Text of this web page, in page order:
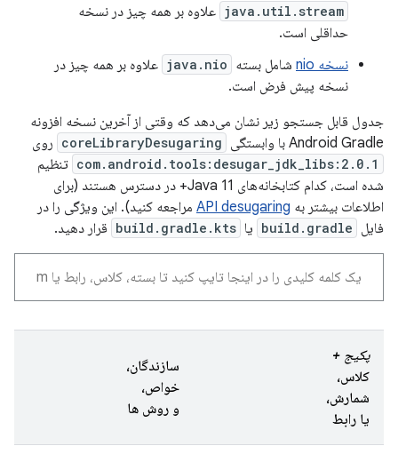
java.util.stream علاوه بر همه چیز در نسخه
حداقلی است.
نسخه nio
شامل بسته java.nio علاوه بر همه چیز در
نسخه پیش فرض است.
جدول قابل جستجو زیر نشان می‌دهد که وقتی از آخرین نسخه افزونه
Android Gradle با وابستگی
coreLibraryDesugaring روی
com.android.tools:desugar_jdk_libs:2.0.1 تنظیم
شده است، کدام کتابخانه‌های Java 11+ در دسترس هستند (برای
اطلاعات بیشتر به API desugaring مراجعه کنید). این ویژگی را در
فایل build.gradle یا build.gradle.kts قرار دهید.
پکیج +
کلاس،
شمارش،
یا رابط
سازندگان،
خواص،
و روش ها